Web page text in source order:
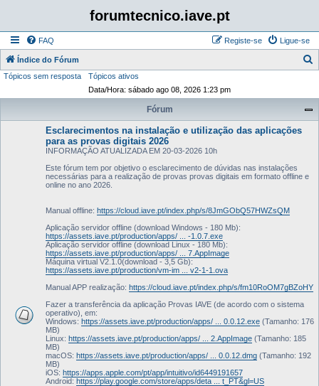
forumtecnico.iave.pt
FAQ Ligue-se
Registe-se
Índice do Fórum
Tópicos sem resposta
Tópicos ativos
Data/Hora: sábado ago 08, 2026 1:23 pm
Fórum
Esclarecimentos na instalação e utilização das aplicações
para as provas digitais 2026
INFORMAÇÃO ATUALIZADA EM 20-03-2026 10h
Este fórum tem por objetivo o esclarecimento de dúvidas nas instalações
necessárias para a realização de provas provas digitais em formato offline e
online no ano 2026.
Manual offline: https://cloud.iave.pt/index.php/s/8JmGObQ57HWZsQM
Aplicação servidor offline (download Windows - 180 Mb):
https://assets.iave.pt/production/apps/ ... -1.0.7.exe
Aplicação servidor offline (download Linux - 180 Mb):
https://assets.iave.pt/production/apps/ ... 7.AppImage
Máquina virtual V2.1.0(download - 3,5 Gb):
https://assets.iave.pt/production/vm-im ... v2-1-1.ova
Manual APP realização: https://cloud.iave.pt/index.php/s/fm10RoOM7gBZoHY
Fazer a transferência da aplicação Provas IAVE (de acordo com o sistema
operativo), em:
Windows: https://assets.iave.pt/production/apps/ ... 0.0.12.exe (Tamanho: 176
MB)
Linux: https://assets.iave.pt/production/apps/ ... 2.AppImage (Tamanho: 185
MB)
macOS: https://assets.iave.pt/production/apps/ ... 0.0.12.dmg (Tamanho: 192
MB)
iOS: https://apps.apple.com/pt/app/intuitivo/id6449191657
Android: https://play.google.com/store/apps/deta ... t_PT&gl=US